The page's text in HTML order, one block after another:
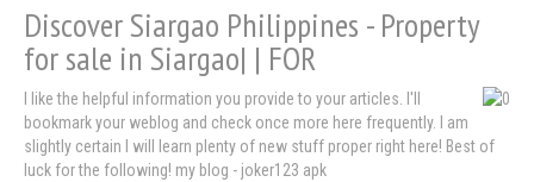
Discover Siargao Philippines - Property
for sale in Siargao| | FOR
I like the helpful information you provide to your articles. I'll
bookmark your weblog and check once more here frequently. I am
slightly certain I will learn plenty of new stuff proper right here! Best of
luck for the following! my blog - joker123 apk